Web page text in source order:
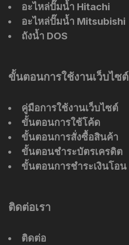
อะไหล่ปั๊มน้ำ Hitachi
อะไหล่ปั๊มน้ำ Mitsubishi
ถังน้ำ DOS
ขั้นตอนการใช้งานเว็บไซต์
คู่มือการใช้งานเว็บไซต์
ขั้นตอนการใช้โค้ด
ขั้นตอนการสั่งซื้อสินค้า
ขั้นตอนชำระบัตรเครดิต
ขั้นตอนการชำระเงินโอน
ติดต่อเรา
ติดต่อ